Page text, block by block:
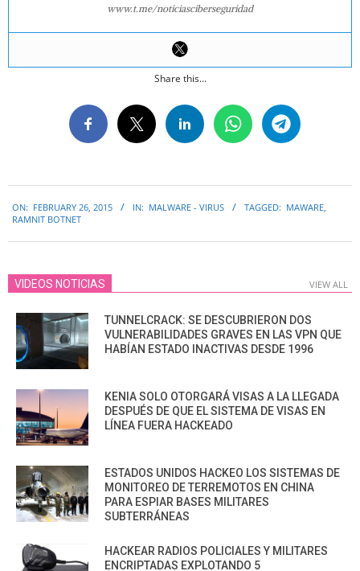
www.t.me/noticiasciberseguridad
Share this...
02-
ON: FEBRUARY 26, 2015 IN: MALWARE - VIRUS TAGGED: MAWARE,
RAMNIT BOTNET
VIDEOS NOTICIAS VIEW ALL
TUNNELCRACK: SE DESCUBRIERON DOS
VULNERABILIDADES GRAVES EN LAS VPN QUE
HABÍAN ESTADO INACTIVAS DESDE 1996
KENIA SOLO OTORGARÁ VISAS A LA LLEGADA
DESPUÉS DE QUE EL SISTEMA DE VISAS EN
LÍNEA FUERA HACKEADO
ESTADOS UNIDOS HACKEO LOS SISTEMAS DE
MONITOREO DE TERREMOTOS EN CHINA
PARA ESPIAR BASES MILITARES
SUBTERRÁNEAS
HACKEAR RADIOS POLICIALES Y MILITARES
ENCRIPTADAS EXPLOTANDO 5